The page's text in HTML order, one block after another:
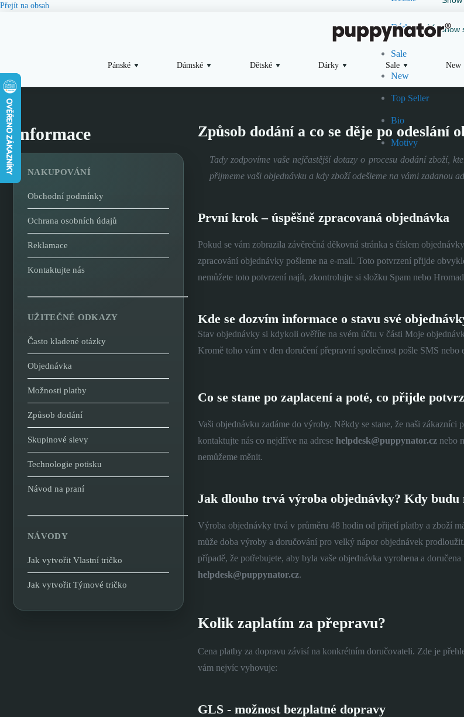
Přejít na obsah
Dárky Show
Sale
New
Top Seller
Bio
Motivy
Pánské Dámské Dětské Dárky Sale New
Informace
NAKUPOVÁNÍ
Obchodní podmínky
Ochrana osobních údajů
Reklamace
Kontaktujte nás
UŽITEČNÉ ODKAZY
Často kladené otázky
Objednávka
Možnosti platby
Způsob dodání
Skupinové slevy
Technologie potisku
Návod na praní
NÁVODY
Jak vytvořit Vlastní tričko
Jak vytvořit Týmové tričko
Způsob dodání a co se děje po odeslání
Tady zodpovíme vaše nejčastější dotazy o procesu dodání zboží,
přijmeme vaši objednávku a kdy zboží odešleme na vámi zadanou
První krok – úspěšně zpracovaná objednávka
Pokud se vám zobrazila závěrečná děkovná stránka s číslem
zpracování objednávky pošleme na e-mail. Toto potvrzení přijde
nemůžete toto potvrzení najít, zkontrolujte si složku Spam nebo
Kde se dozvím informace o stavu své
Stav objednávky si kdykoli ověříte na svém účtu v části Moje
Kromě toho vám v den doručení přepravní společnost pošle SMS nebo
Co se stane po zaplacení a poté, co přijde
Vaši objednávku zadáme do výroby. Někdy se stane, že naši
kontaktujte nás co nejdříve na adrese helpdesk@puppynator.cz nebo
nemůžeme měnit.
Jak dlouho trvá výroba objednávky? Kdy budu
Výroba objednávky trvá v průměru 48 hodin od přijetí platby a zboží
může doba výroby a doručování pro velký nápor objednávek
případě, že potřebujete, aby byla vaše objednávka vyrobena a
helpdesk@puppynator.cz.
Kolik zaplatím za přepravu?
Cena platby za dopravu závisí na konkrétním doručovateli. Zde je
vám nejvíc vyhovuje:
GLS - možnost bezplatné dopravy